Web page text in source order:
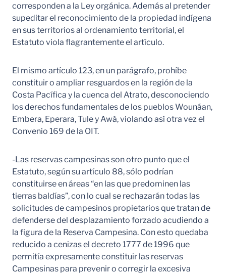
corresponden a la Ley orgánica. Además al pretender
supeditar el reconocimiento de la propiedad indígena
en sus territorios al ordenamiento territorial, el
Estatuto viola flagrantemente el artículo.
El mismo artículo 123, en un parágrafo, prohíbe
constituir o ampliar resguardos en la región de la
Costa Pacífica y la cuenca del Atrato, desconociendo
los derechos fundamentales de los pueblos Wounáan,
Embera, Eperara, Tule y Awá, violando así otra vez el
Convenio 169 de la OIT.
-Las reservas campesinas son otro punto que el
Estatuto, según su artículo 88, sólo podrían
constituirse en áreas “en las que predominen las
tierras baldías”, con lo cual se rechazarán todas las
solicitudes de campesinos propietarios que tratan de
defenderse del desplazamiento forzado acudiendo a
la figura de la Reserva Campesina. Con esto quedaba
reducido a cenizas el decreto 1777 de 1996 que
permitía expresamente constituir las reservas
Campesinas para prevenir o corregir la excesiva